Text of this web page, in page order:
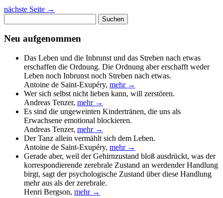
nächste Seite →
nach:
Neu aufgenommen
Das Leben und die Inbrunst und das Streben nach etwas
erschaffen die Ordnung. Die Ordnung aber erschafft weder
Leben noch Inbrunst noch Streben nach etwas.
Antoine de Saint-Exupéry, mehr →
Wer sich selbst nicht lieben kann, will zerstören.
Andreas Tenzer, mehr →
Es sind die ungeweinten Kindertränen, die uns als
Erwachsene emotional blockieren.
Andreas Tenzer, mehr →
Der Tanz allein vermählt sich dem Leben.
Antoine de Saint-Exupéry, mehr →
Gerade aber, weil der Gehirnzustand bloß ausdrückt, was der
korrespondierende zerebrale Zustand an werdender Handlung
birgt, sagt der psychologische Zustand über diese Handlung
mehr aus als der zerebrale.
Henri Bergson, mehr →